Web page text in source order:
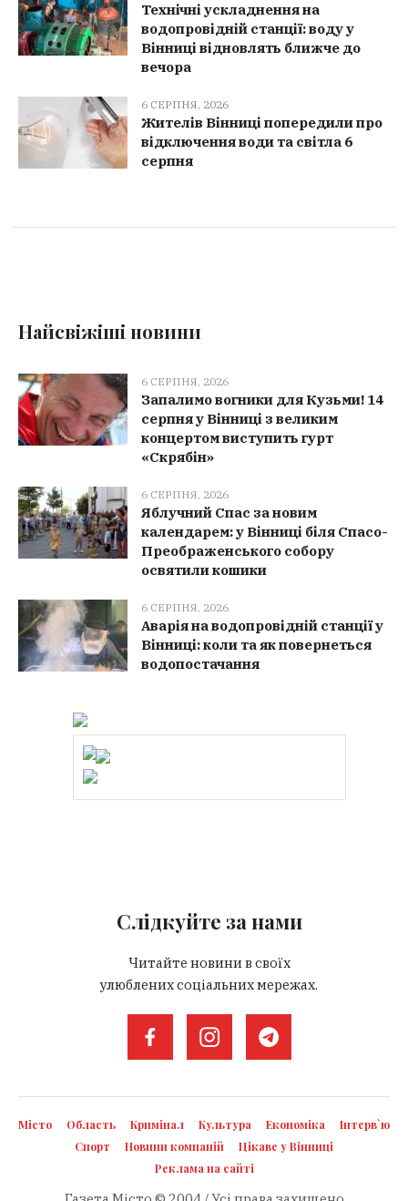
Технічні ускладнення на
водопровідній станції: воду у
Вінниці відновлять ближче до
вечора
6 СЕРПНЯ, 2026
Жителів Вінниці попередили про
відключення води та світла 6
серпня
Найсвіжіші новини
6 СЕРПНЯ, 2026
Запалимо вогники для Кузьми! 14
серпня у Вінниці з великим
концертом виступить гурт
«Скрябін»
6 СЕРПНЯ, 2026
Яблучний Спас за новим
календарем: у Вінниці біля Спасо-
Преображенського собору
освятили кошики
6 СЕРПНЯ, 2026
Аварія на водопровідній станції у
Вінниці: коли та як повернеться
водопостачання
Слідкуйте за нами
Читайте новини в своїх
улюблених соціальних мережах.
Місто Область Кримінал Культура Економіка
Інтерв`ю
Спорт
Новини компаній
Цікаве у Вінниці
Реклама на сайті